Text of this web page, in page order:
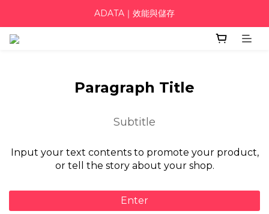
ADATA｜效能與儲存
Paragraph Title
Subtitle
Input your text contents to promote your product,
or tell the story about your shop.
Enter